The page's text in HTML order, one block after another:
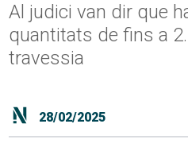
Al judici van dir que
quantitats de fins a
travessia
28/02/2025